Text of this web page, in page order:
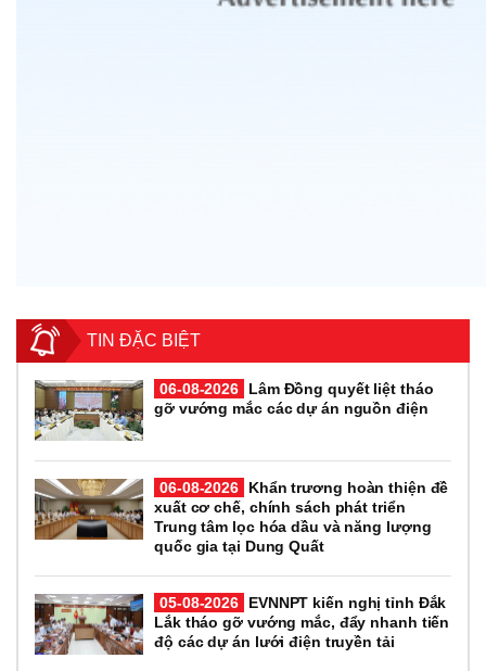
TIN ĐẶC BIỆT
06-08-2026
Lâm Đồng quyết liệt tháo
gỡ vướng mắc các dự án nguồn điện
06-08-2026
Khẩn trương hoàn thiện đề
xuất cơ chế, chính sách phát triển
Trung tâm lọc hóa dầu và năng lượng
quốc gia tại Dung Quất
05-08-2026
EVNNPT kiến nghị tỉnh Đắk
Lắk tháo gỡ vướng mắc, đẩy nhanh tiến
độ các dự án lưới điện truyền tải